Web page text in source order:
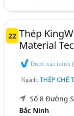
22 Thép
Material
Được xác minh
Ngành:THÉP CHẾ
Số 8 Đường
Bắc Ninh